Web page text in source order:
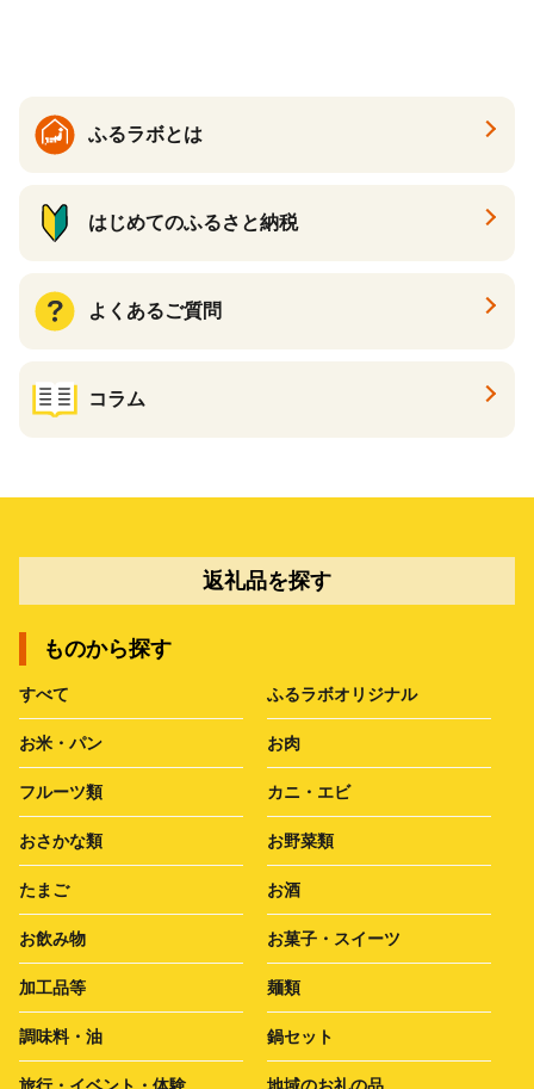
ふるラボとは
はじめてのふるさと納税
よくあるご質問
コラム
返礼品を探す
ものから探す
すべて ふるラボオリジナル
お米・パン お肉
フルーツ類 カニ・エビ
おさかな類 お野菜類
たまご お酒
お飲み物 お菓子・スイーツ
加工品等 麺類
調味料・油 鍋セット